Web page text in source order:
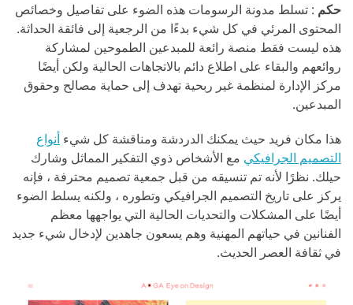
حكم : تسلط مدونة الرسومات هذه الضوء على تفاصيل وخصائص
المحتوى المرئي في كل شيء بدءًا من الرجعية إلى فائقة الحداثة.
هذه ليست فقط منصة رائعة للمبدعين الطموحين لمشاركة
روائعهم والبقاء على اطلاع دائم بالاتجاهات الحالية ولكن أيضًا
مركز الإدارة لمنظمة غير ربحية تهدف إلى حماية مصالح وحقوق
المبدعين.
هذا مكان فريد حيث يمكنك الدردشة ومناقشة كل شيء أنواع
التصميم الجرافيكي مع الأشخاص ذوي التفكير المماثل وشارك
حيلك. نظرًا لأنه تم تنسيقه من قبل جمعية تصميم محترفة ، فإنه
يركز على تاريخ التصميم الجرافيكي وتطوره ، ولكنه يسلط الضوء
أيضًا على المشكلات والتحديات الحالية التي يواجهها معظم
الفنانين في حياتهم المهنية وهم يسعون جاهدين لإدخال شيء جديد
في ثقافة العصر الحديث.